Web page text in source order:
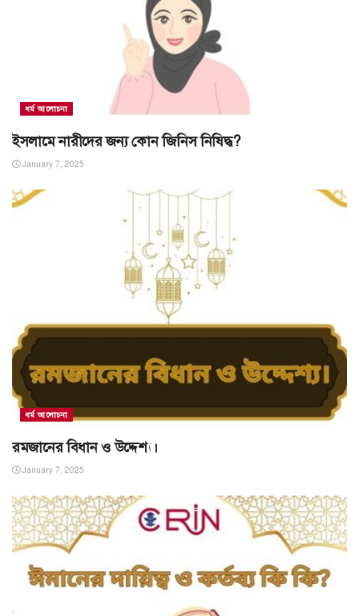
ধর্ম আলোচনা
ইসলামে নারীদের জন্য কোন জিনিস নিষিদ্ধ?
January 7, 2025
ধর্ম আলোচনা
রমজানের বিধান ও উদ্দেশ্য।
January 7, 2025